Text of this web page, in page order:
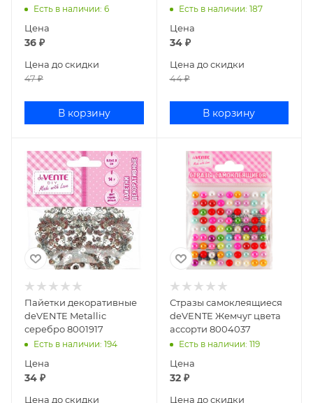
самоклеящиеся 8001300
Есть в наличии: 6
Цена
36 ₽
Цена до скидки
47₽
В корзину
Есть в наличии: 187
Цена
34₽
Цена до скидки
44₽
В корзину
Пайетки декоративные
deVENTE Metallic
серебро 8001917
Есть в наличии: 194
Цена
34 ₽
Цена до скидки
Стразы самоклеящиеся
deVENTE Жемчуг цвета
ассорти 8004037
Есть в наличии: 119
Цена
32₽
Цена до скидки